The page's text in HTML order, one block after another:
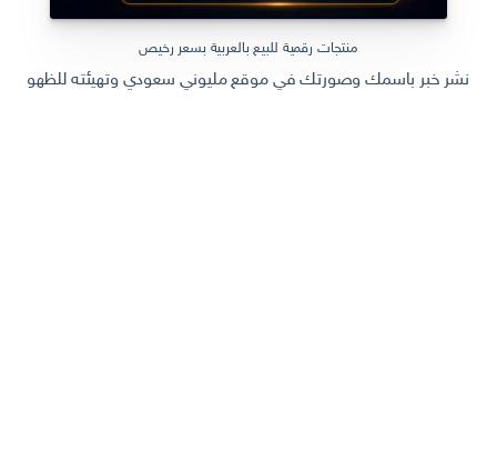
منتجات رقمية للبيع بالعربية بسعر رخيص
نشر خبر باسمك وصورتك في موقع مليوني سعودي وتهيئته للظهور